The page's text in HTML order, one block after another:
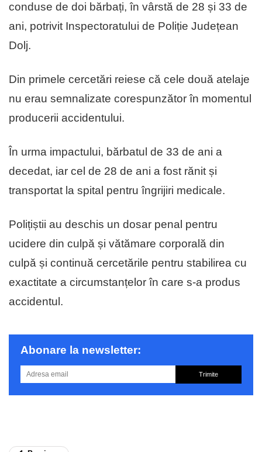
conduse de doi bărbați, în vârstă de 28 și 33 de
ani, potrivit Inspectoratului de Poliție Județean
Dolj.
Din primele cercetări reiese că cele două atelaje
nu erau semnalizate corespunzător în momentul
producerii accidentului.
În urma impactului, bărbatul de 33 de ani a
decedat, iar cel de 28 de ani a fost rănit și
transportat la spital pentru îngrijiri medicale.
Polițiștii au deschis un dosar penal pentru
ucidere din culpă și vătămare corporală din
culpă și continuă cercetările pentru stabilirea cu
exactitate a circumstanțelor în care s-a produs
accidentul.
Abonare la newsletter:
Trimite